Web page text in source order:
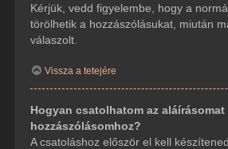
Kérjük, vedd figyelembe, hogy a
törölhetik a hozzászólásukat, miután
válaszolt.
Vissza a tetejére
Hogyan csatolhatom az aláírásomat
hozzászólásomhoz?
A csatoláshoz először el kell